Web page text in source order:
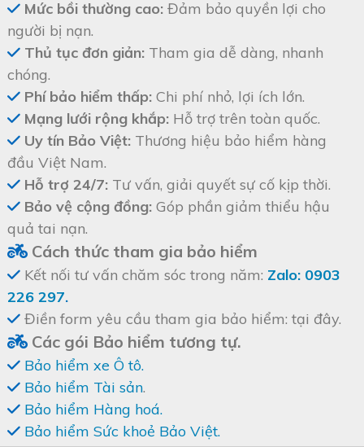
Mức bồi thường cao: Đảm bảo quyền lợi cho
người bị nạn.
Thủ tục đơn giản: Tham gia dễ dàng, nhanh
chóng.
Phí bảo hiểm thấp: Chi phí nhỏ, lợi ích lớn.
Mạng lưới rộng khắp: Hỗ trợ trên toàn quốc.
Uy tín Bảo Việt: Thương hiệu bảo hiểm hàng
đầu Việt Nam.
Hỗ trợ 24/7: Tư vấn, giải quyết sự cố kịp thời.
Bảo vệ cộng đồng: Góp phần giảm thiểu hậu
quả tai nạn.
Cách thức tham gia bảo hiểm
Kết nối tư vấn chăm sóc trong năm: Zalo: 0903
226 297.
Điền form yêu cầu tham gia bảo hiểm: tại đây.
Các gói Bảo hiểm tương tự.
Bảo hiểm xe Ô tô.
Bảo hiểm Tài sản.
Bảo hiểm Hàng hoá.
Bảo hiểm Sức khoẻ Bảo Việt.